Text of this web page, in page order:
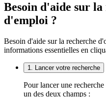
Besoin d'aide sur
d'emploi ?
Besoin d'aide sur la recherche
informations essentielles en
1. Lancer votre recherche
Pour lancer une
un des deux champs :